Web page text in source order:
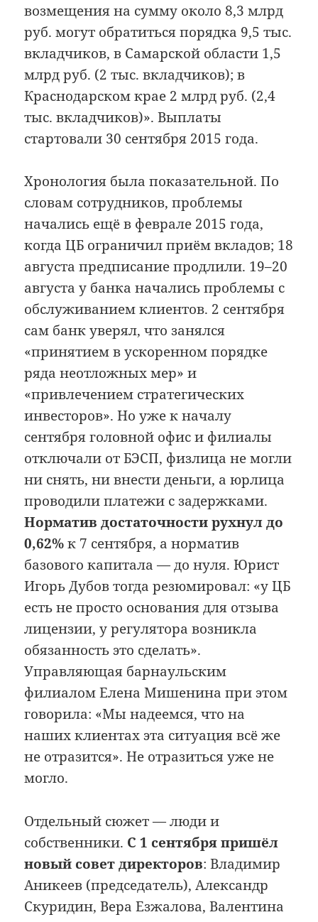
возмещения на сумму около 8,3 млрд
руб. могут обратиться порядка 9,5 тыс.
вкладчиков, в Самарской области 1,5
млрд руб. (2 тыс. вкладчиков); в
Краснодарском крае 2 млрд руб. (2,4
тыс. вкладчиков)». Выплаты
стартовали 30 сентября 2015 года.
Хронология была показательной. По
словам сотрудников, проблемы
начались ещё в феврале 2015 года,
когда ЦБ ограничил приём вкладов; 18
августа предписание продлили. 19–20
августа у банка начались проблемы с
обслуживанием клиентов. 2 сентября
сам банк уверял, что занялся
«принятием в ускоренном порядке
ряда неотложных мер» и
«привлечением стратегических
инвесторов». Но уже к началу
сентября головной офис и филиалы
отключали от БЭСП, физлица не могли
ни снять, ни внести деньги, а юрлица
проводили платежи с задержками.
Норматив достаточности рухнул до
0,62%к 7 сентября, а норматив
базового капитала — до нуля. Юрист
Игорь Дубов тогда резюмировал: «у ЦБ
есть не просто основания для отзыва
лицензии, у регулятора возникла
обязанность это сделать».
Управляющая барнаульским
филиалом Елена Мишенина при этом
говорила: «Мы надеемся, что на
наших клиентах эта ситуация всё же
не отразится». Не отразиться уже не
могло.
Отдельный сюжет — люди и
собственники. С 1 сентября пришёл
новый совет директоров: Владимир
Аникеев (председатель), Александр
Скуридин, Вера Езжалова, Валентина